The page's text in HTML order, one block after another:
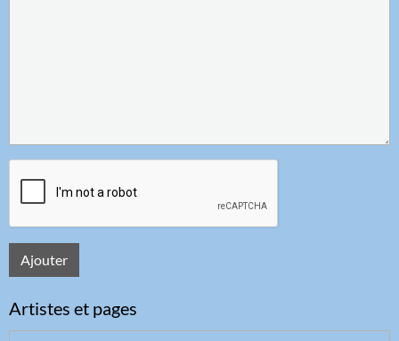
Ajouter
Artistes et pages